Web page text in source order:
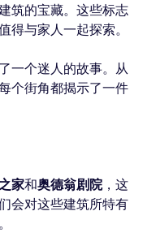
筑的宝藏。这些标志
得与家人一起探索。
一个迷人的故事。从
个街角都揭示了一件
家和奥德翁剧院，这
会对这些建筑所特有